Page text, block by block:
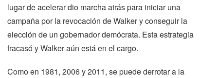
lugar de acelerar dio marcha atrás para iniciar una
campaña por la revocación de Walker y conseguir la
elección de un gobernador demócrata. Esta estrategia
fracasó y Walker aún está en el cargo.
Como en 1981, 2006 y 2011, se puede derrotar a la